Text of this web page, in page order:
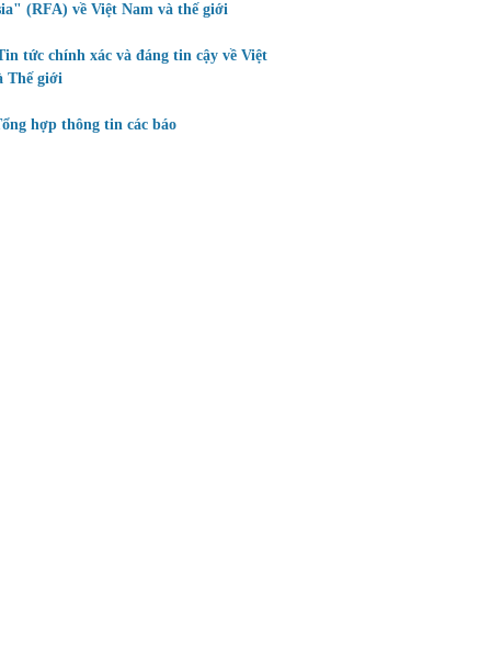
(RFA) về Việt Nam và thế giới
tức chính xác và đáng tin cậy về Việt
Thế giới
hợp thông tin các báo